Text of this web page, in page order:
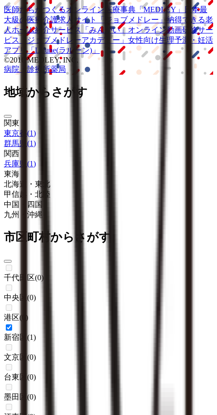
医師たちがつくるオンライン医療事典 「MEDLEY」
日本最
大級の医療介護求人サイト 「ジョブメドレー」 納得できる老
人ホーム紹介サービス
「みんかい」 オンライン動画研修サー
ビス
「ジョブメドレーアカデミー」 女性向け生理予測・妊活
アプリ「Lalune(ラルーン)」
©2016 MEDLEY, INC.
病院・診療所薬局
地域からさがす
関東
東京都(1)
群馬県 (1)
関西
兵庫県 (1)
東海
北海道・東北
甲信越・北陸
中国・四国
九州・沖縄
市区町村からさがす
千代田区(0)
中央区 (0)
港区( )
新宿区 (1)
文京区 (0)
台東区 (0)
墨田区 (0)